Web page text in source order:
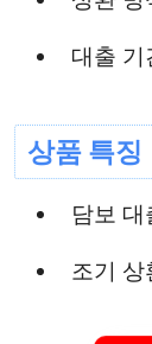
대출 기
상품 특징
담보 대
조기